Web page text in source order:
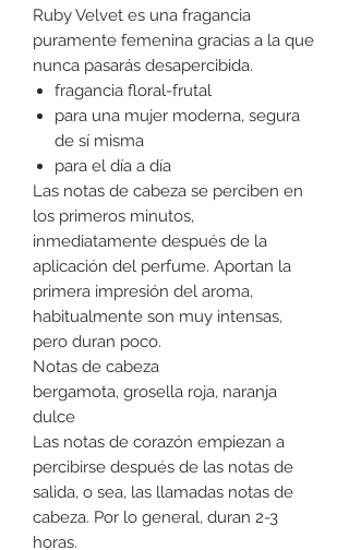
Ruby Velvet es una fragancia
puramente femenina gracias a la que
nunca pasarás desapercibida.
fragancia floral-frutal
para una mujer moderna, segura
de sí misma
para el día a día
Las notas de cabeza se perciben en
los primeros minutos,
inmediatamente después de la
aplicación del perfume. Aportan la
primera impresión del aroma,
habitualmente son muy intensas,
pero duran poco.
Notas de cabeza
bergamota, grosella roja, naranja
dulce
Las notas de corazón empiezan a
percibirse después de las notas de
salida, o sea, las llamadas notas de
cabeza. Por lo general, duran 2-3
horas.